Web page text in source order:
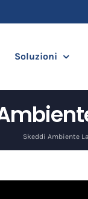
Soluzioni
Skeddi Ambiente